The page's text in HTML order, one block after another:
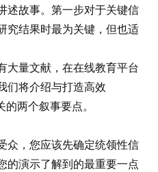
述故事。第一步对于关键信
究结果时最为关键，但也适
大量文献 ，在在线教育平台
们将介绍与打造高效
两个叙事要点。
众，您应该先确定统领性信
的演示了解到的最重要一点